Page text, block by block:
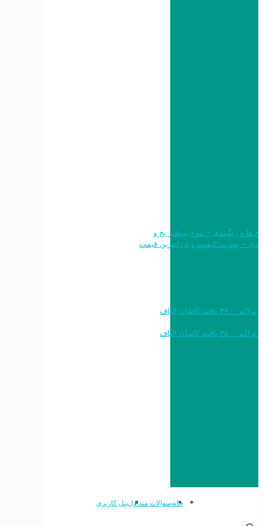
طرح ها و رنگبندی – تنوع بینظیر نخ و
خرید به قیمت فرش ماشینی ۱۲۰۰ شانه تراکم ۳۶۰۰ بافت کاشان الیاف
خرید به قیمت فرش ماشینی ۱۵۰۰ شانه تراکم ۴۵۰۰ بافت کاشان الیاف
خانهسوالات متداولپنل کاربری